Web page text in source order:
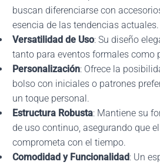
buscan diferenciarse con
esencia de las tendencias actuales.
Versatilidad de Uso: Su diseño
tanto para eventos formales como
Personalización: Ofrece la
bolso con iniciales o patrones
un toque personal.
Estructura Robusta: Mantiene su
de uso continuo, asegurando que
comprometa con el tiempo.
Comodidad y Funcionalidad: Un